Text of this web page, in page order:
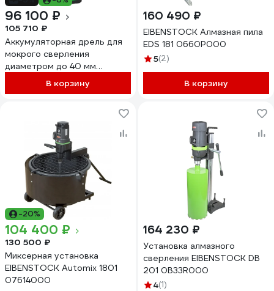
96 100 ₽
105 710 ₽
Аккумуляторная дрель для
мокрого сверления
диаметром до 40 мм
EIBENSTOCK END 40A
В корзину
160 490 ₽
EIBENSTOCK Алмазная пила
EDS 181 0660P000
5(2)
В корзину
-20%
104 400 ₽
130 500 ₽
Миксерная установка
EIBENSTOCK Automix 1801
07614000
164 230 ₽
Установка алмазного
сверления EIBENSTOCK DB
201 0B33R000
4(1)